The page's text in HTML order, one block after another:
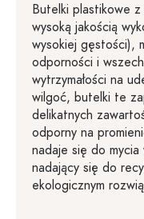
Butelki plastikowe z
wysoką jakością
wysokiej gęstości),
odporności i
wytrzymałości na
wilgoć, butelki te
delikatnych
odporny na
nadaje się do
nadający się do
ekologicznym